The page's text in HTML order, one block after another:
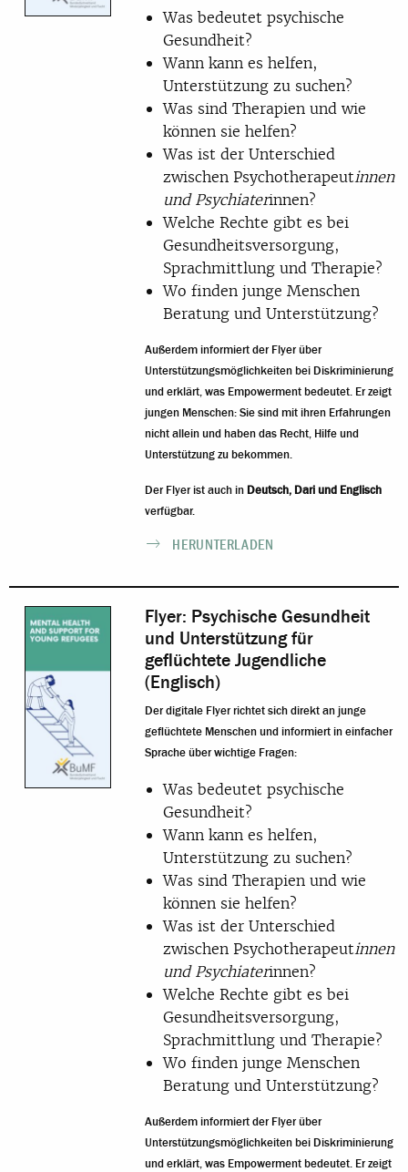
Was bedeutet psychische
Gesundheit?
Wann kann es helfen,
Unterstützung zu suchen?
Was sind Therapien und wie
können sie helfen?
Was ist der Unterschied
zwischen Psychotherapeutinnen
und Psychiaterinnen?
Welche Rechte gibt es bei
Gesundheitsversorgung,
Sprachmittlung und Therapie?
Wo finden junge Menschen
Beratung und Unterstützung?
Außerdem informiert der Flyer über
Unterstützungsmöglichkeiten bei Diskriminierung
und erklärt, was Empowerment bedeutet. Er zeigt
jungen Menschen: Sie sind mit ihren Erfahrungen
nicht allein und haben das Recht, Hilfe und
Unterstützung zu bekommen.
Der Flyer ist auch in Deutsch, Dariund Englisch
verfügbar.
HERUNTERLADEN
Flyer: Psychische Gesundheit
und Unterstützung für
geflüchtete Jugendliche
(Englisch)
Der digitale Flyer richtet sich direkt an junge
geflüchtete Menschen und informiert in einfacher
Sprache über wichtige Fragen:
Was bedeutet psychische
Gesundheit?
Wann kann es helfen,
Unterstützung zu suchen?
Was sind Therapien und wie
können sie helfen?
Was ist der Unterschied
zwischen Psychotherapeutinnen
und Psychiaterinnen?
Welche Rechte gibt es bei
Gesundheitsversorgung,
Sprachmittlung und Therapie?
Wo finden junge Menschen
Beratung und Unterstützung?
Außerdem informiert der Flyer über
Unterstützungsmöglichkeiten bei Diskriminierung
und erklärt, was Empowerment bedeutet. Er zeigt